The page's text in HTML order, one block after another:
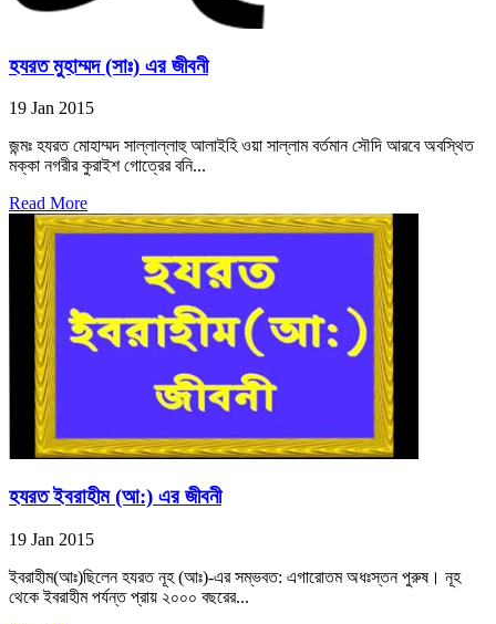
হযরত মুহাম্মদ (সাঃ) এর জীবনী
19 Jan 2015
জন্মঃ হযরত মোহাম্মদ সাল্লাল্লাহু আলাইহি ওয়া সাল্লাম বর্তমান সৌদি আরবে অবস্থিত
মক্কা নগরীর কুরাইশ গোত্রের বনি...
Read More
হযরত ইবরাহীম (আ:) এর জীবনী
19 Jan 2015
ইবরাহীম(আঃ)ছিলেন হযরত নূহ (আঃ)-এর সম্ভবত: এগারোতম অধঃস্তন পুরুষ। নূহ
থেকে ইবরাহীম পর্যন্ত প্রায় ২০০০ বছরের...